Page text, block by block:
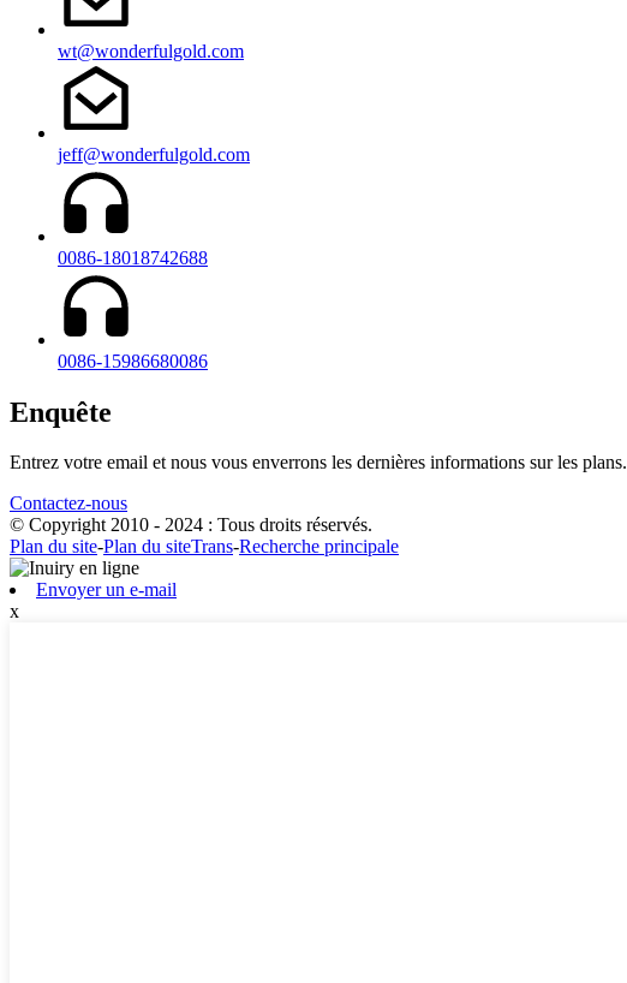
wt@wonderfulgold.com
jeff@wonderfulgold.com
0086-18018742688
0086-15986680086
Enquête
Entrez votre email et nous vous enverrons les dernières informations sur les plans.
Contactez-nous
© Copyright 2010 - 2024 : Tous droits réservés.
Plan du site-Plan du siteTrans-Recherche principale
Envoyer un e-mail
x